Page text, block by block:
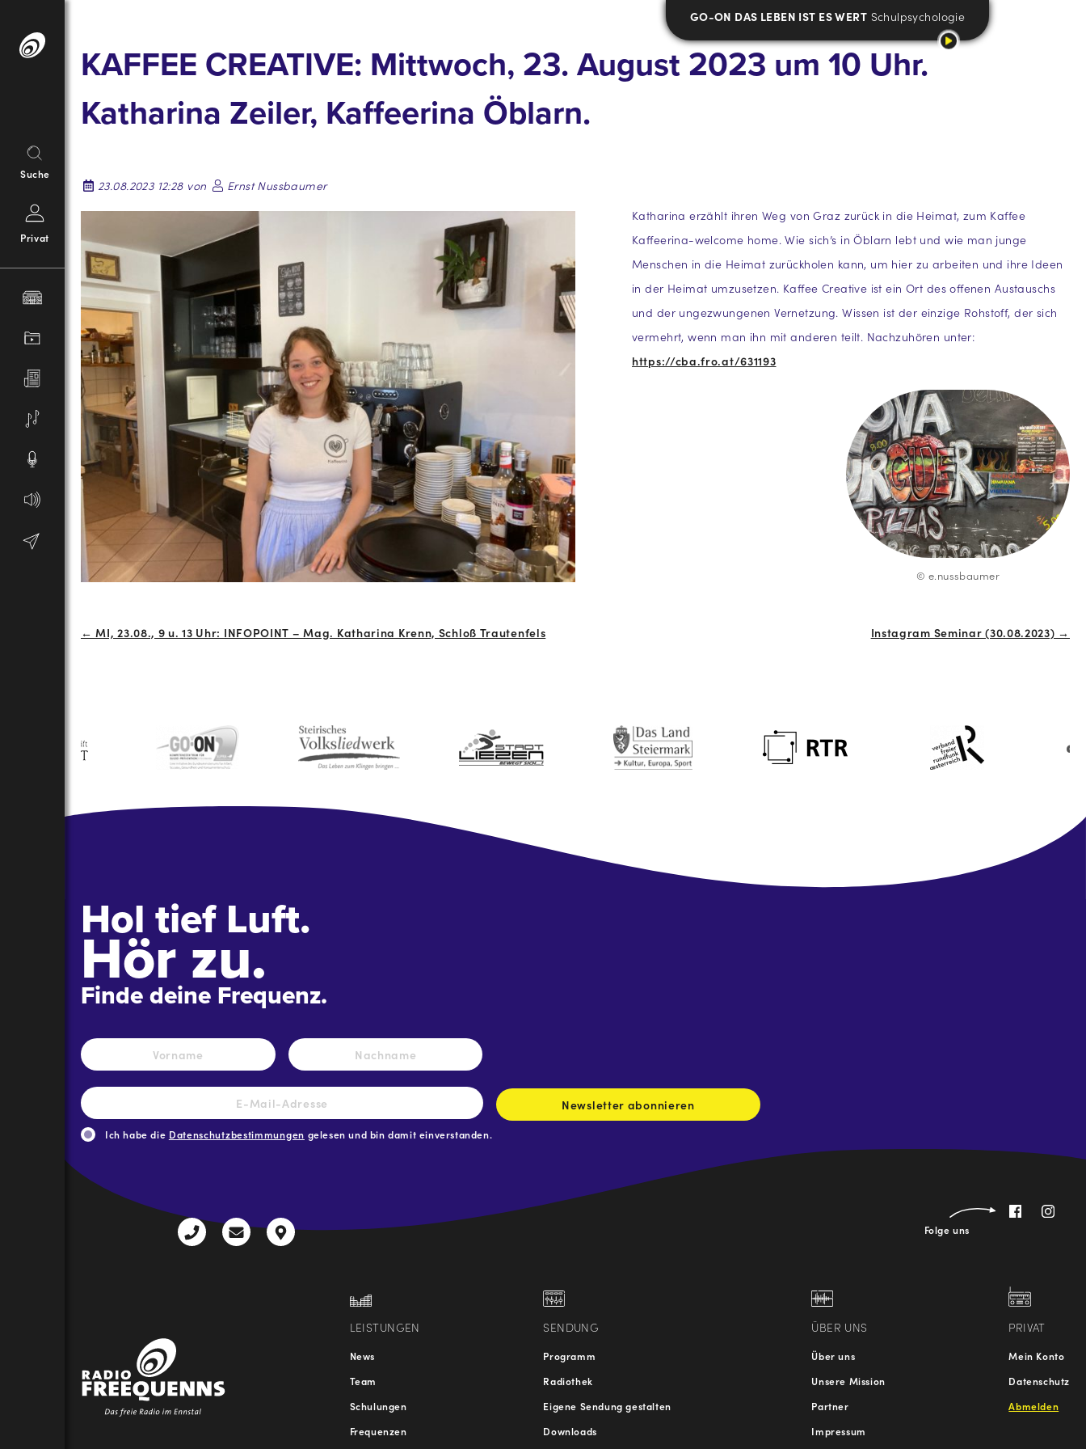
Inhalt
Suche
Privat
GO-ON DAS LEBEN IST ES WERT Schulpsychologie
KAFFEE CREATIVE: Mittwoch, 23. August 2023 um 10 Uhr.
Katharina Zeiler, Kaffeerina Öblarn.
23.08.2023 12:28 von
Ernst Nussbaumer
Katharina erzählt ihren Weg von Graz zurück in die Heimat, zum Kaffee
Kaffeerina-welcome home. Wie sich’s in Öblarn lebt und wie man junge
Menschen in die Heimat zurückholen kann, um hier zu arbeiten und ihre Ideen
in der Heimat umzusetzen. Kaffee Creative ist ein Ort des offenen Austauschs
und der ungezwungenen Vernetzung. Wissen ist der einzige Rohstoff, der sich
vermehrt, wenn man ihn mit anderen teilt. Nachzuhören unter:
https://cba.fro.at/631193
© e.nussbaumer
← MI, 23.08., 9 u. 13 Uhr: INFOPOINT – Mag. Katharina Krenn, Schloß Trautenfels Instagram Seminar (30.08.2023) →
Hol tief Luft.
Hör zu.
Finde deine Frequenz.
Name *
Vorname Nachname
E-
Mail-
Adresse *
Newsletter abonnieren
Ich habe die Datenschutzbestimmungen gelesen und bin damit einverstanden.
Folge uns
+43
radio@freequenns.at
Kulturhausstraße
LEISTUNGEN
News
Team
Schulungen
Frequenzen
SENDUNG
Programm
Radiothek
Eigene Sendung gestalten
Downloads
ÜBER UNS
Über uns
Unsere Mission
Partner
Impressum
PRIVAT
Mein Konto
Datenschutz
Abmelden